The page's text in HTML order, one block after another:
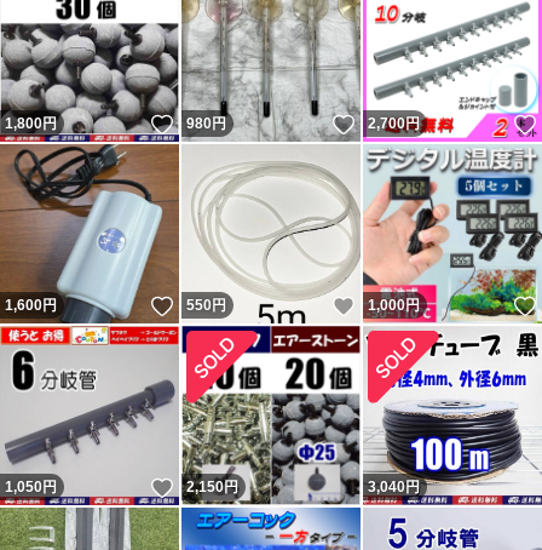
1,800円 いいね！
980円 いいね！
2,700円
1,600円 いいね！
550 円 いいね！
1,000円
1,050円 いいね！
2,150円 3,040円